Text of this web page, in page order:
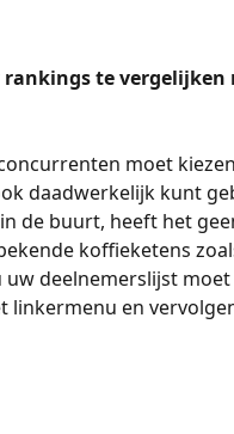
te vergelijken
moet
daadwerkelijk kunt
de buurt, heeft het
koffieketens
uw deelnemerslijst
linkermenu en